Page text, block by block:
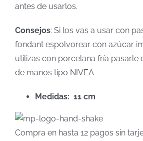
antes de usarlos.
Consejos: Si los vas a usar con
fondant espolvorear con azúcar
utilizas con porcelana fría pasarle
de manos tipo NIVEA
Medidas: 11 cm
Compra en hasta 12 pagos sin